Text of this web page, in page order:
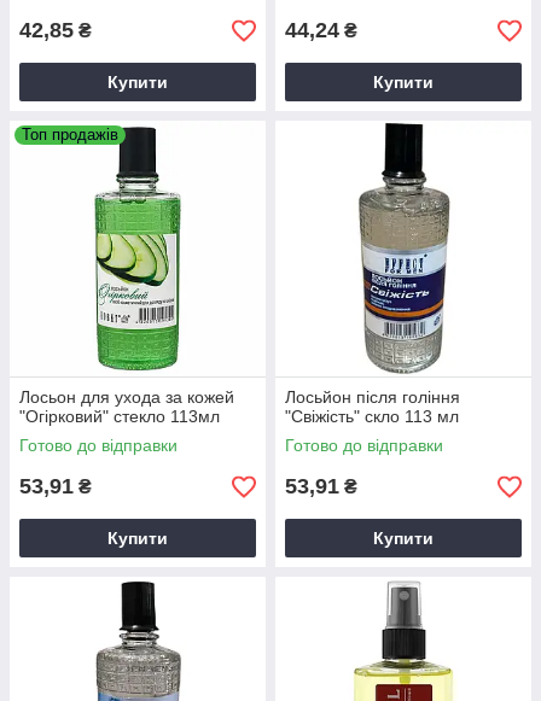
42,85 ₴
Купити
44,24 ₴
Купити
Топ продажів
Лосьон для ухода за кожей
"Огірковий" стекло 113мл
Готово до відправки
53,91 ₴
Купити
Лосьйон після гоління
"Свіжість" скло 113 мл
Готово до відправки
53,91 ₴
Купити